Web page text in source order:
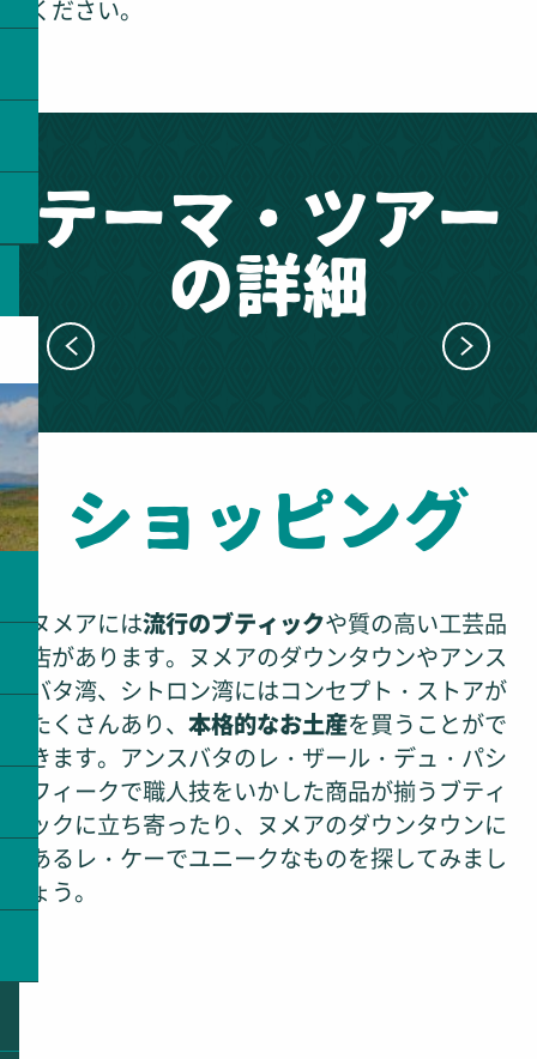
ください。
テーマ・ツアー
の詳細
徒歩で巡るヌメア：アートと文化の
旅
ショッピング
ヌメアには流行のブティックや質の高い工芸品
店があります。ヌメアのダウンタウンやアンス
バタ湾、シトロン湾にはコンセプト・ストアが
たくさんあり、 本格的なお土産を買うことがで
きます。アンスバタのレ・ザール・デュ・パシ
フィークで職人技をいかした商品が揃うブティ
ックに立ち寄ったり、ヌメアのダウンタウンに
あるレ・ケーでユニークなものを探してみまし
ょう。